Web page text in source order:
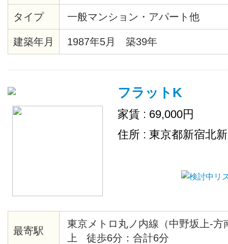
アタイル材等々）・共用部分にセ
あり・モニター付オートロック・
見えます。２/２８までに契約完
です。
タイプ 一般マンション・アパート他
建築年月 1987年5月 築39年
フラットK
家賃 : 69,000円
住所 : 東京都新宿北
最寄駅
東京メトロ丸ノ内線（中野坂上-方
上 徒歩6分：合計6分